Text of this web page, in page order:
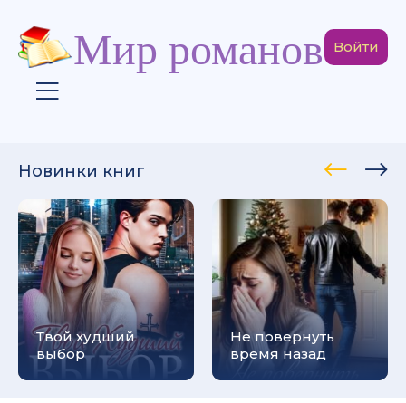
Мир романов Войти
Новинки книг
Твой худший
выбор
Не повернуть
время назад